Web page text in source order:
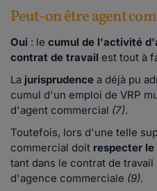
Peut-on être agent
Oui : le cumul de l'activité
contrat de travail est tout à
La jurisprudence a déjà pu
cumul d'un emploi de VRP
d'agent commercial (7).
Toutefois, lors d'une telle
commercial doit respecter
tant dans le contrat de travail
d'agence commerciale (9).